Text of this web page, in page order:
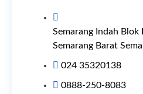
Semarang Indah Blok
Semarang Barat
024 35320138
0888-250-8083